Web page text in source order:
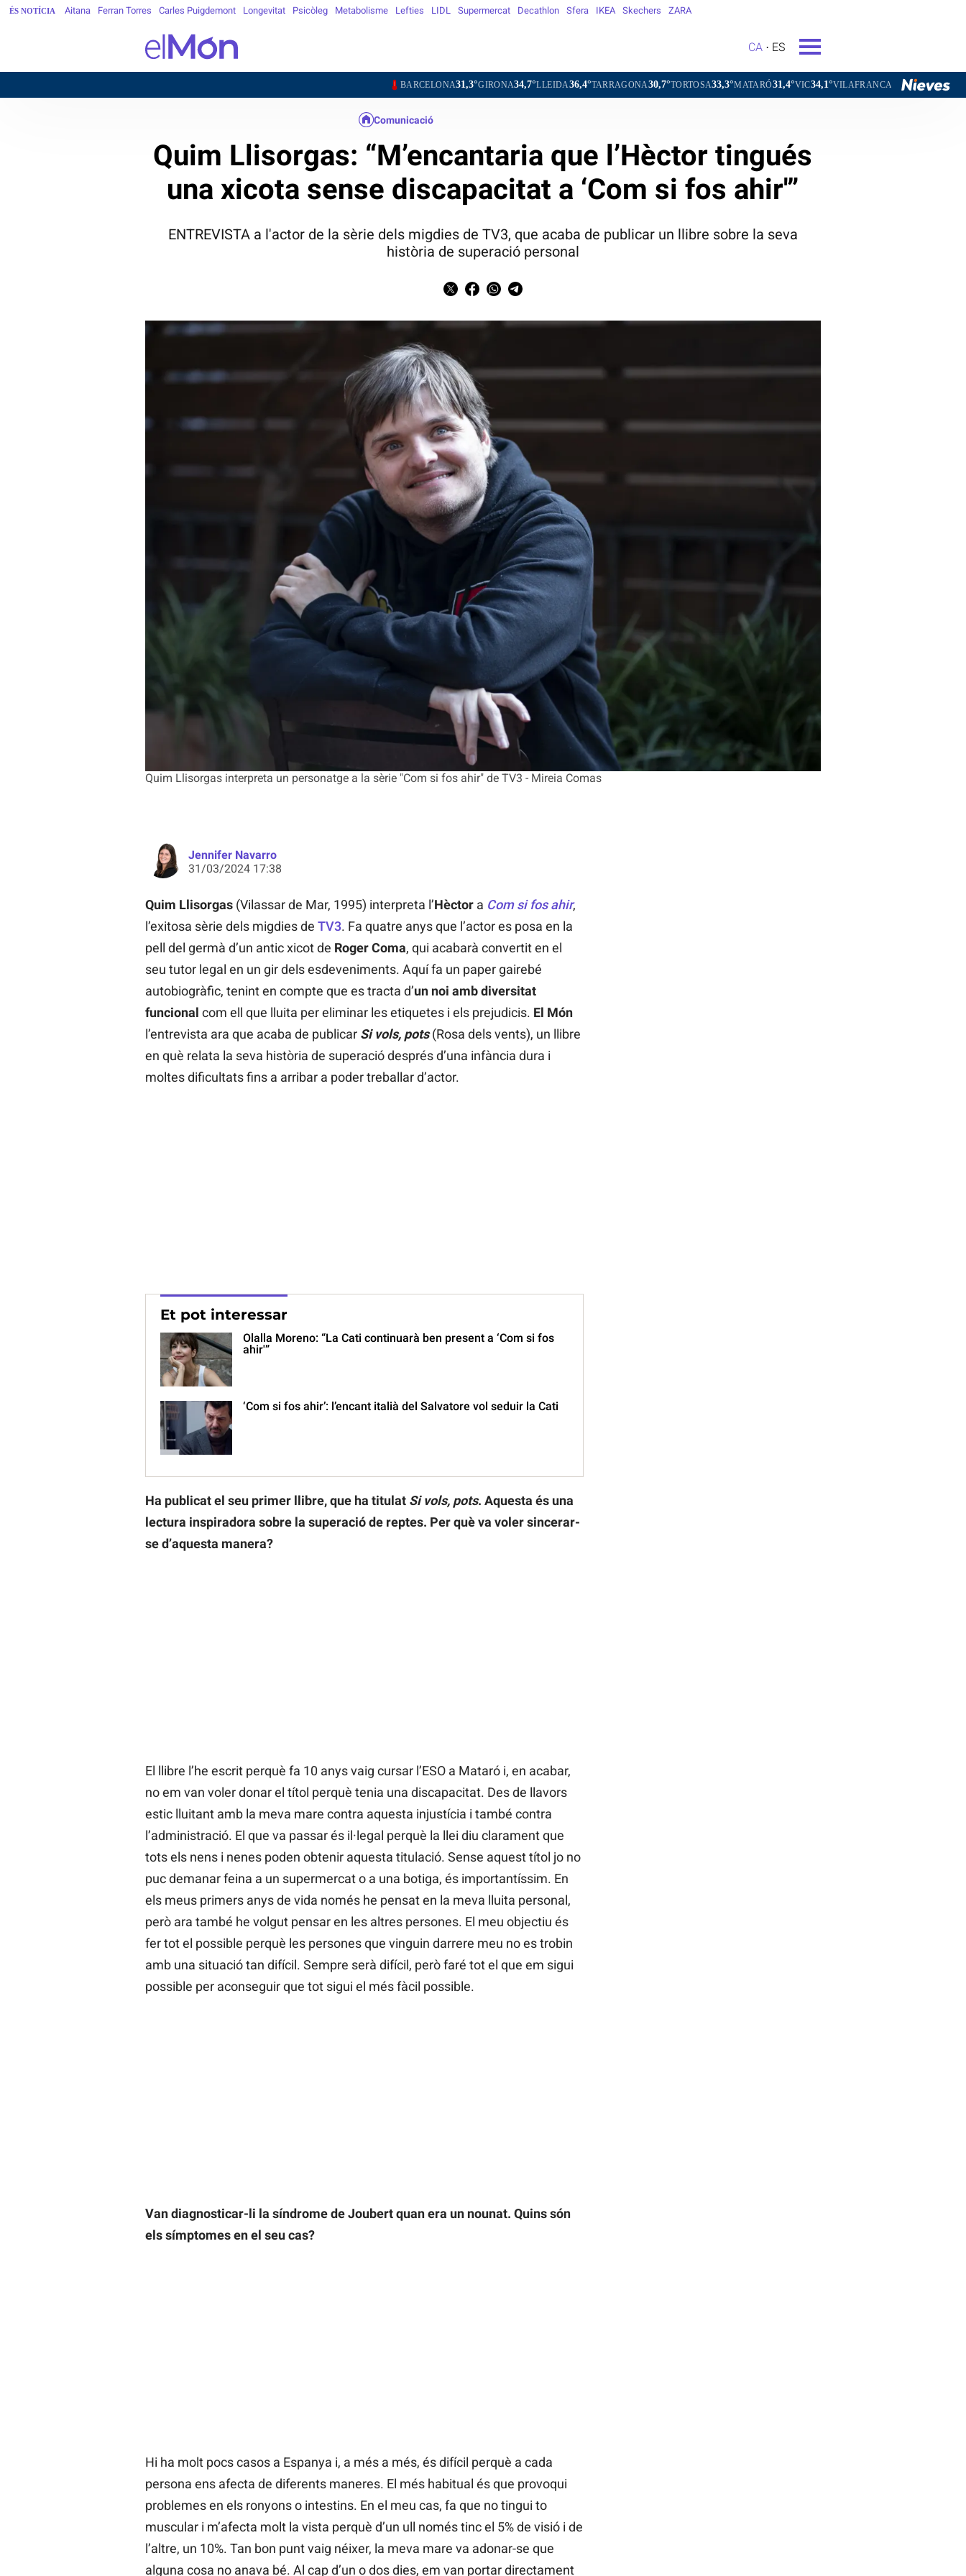
ÉS NOTÍCIA Aitana Ferran Torres Carles Puigdemont Longevitat Psicòleg Metabolisme Lefties LIDL Supermercat Decathlon Sfera IKEA Skechers ZARA
CA ES
31,3°GIRONA34,7°LLEIDA36,4°TARRAGONA30,7°TORTOSA33,3°MATARÓ31,4°VIC34,1°VILAFRANCA DEL PENEDÈS31,0°VILANOVA I
Quim Llisorgas interpreta un personatge a la sèrie "Com si fos ahir" de TV3 - Mireia Comas
Comunicació
Quim Llisorgas: “M’encantaria que l’Hèctor tingués
una xicota sense discapacitat a ‘Com si fos ahir'”
ENTREVISTA a l'actor de la sèrie dels migdies de TV3, que acaba de publicar un llibre sobre la seva
història de superació personal
Jennifer Navarro
31/03/2024 17:38
Quim Llisorgas(Vilassar de Mar, 1995) interpreta l’Hèctora Com si fos ahir,
l’exitosa sèrie dels migdies de TV3. Fa quatre anys que l’actor es posa en la
pell del germà d’un antic xicot de Roger Coma, qui acabarà convertit en el
seu tutor legal en un gir dels esdeveniments. Aquí fa un paper gairebé
autobiogràfic, tenint en compte que es tracta d’un noi amb diversitat
funcional com ell que lluita per eliminar les etiquetes i els prejudicis. El Món
l’entrevista ara que acaba de publicar Si vols, pots (Rosa dels vents), un llibre
en què relata la seva història de superació després d’una infància dura i
moltes dificultats fins a arribar a poder treballar d’actor.
Et pot interessar
Olalla Moreno: “La Cati continuarà ben present a ‘Com si fos
ahir'”
‘Com si fos ahir’: l’encant italià del Salvatore vol seduir la Cati
Ha publicat el seu primer llibre, que ha titulat Si vols, pots. Aquesta és una
lectura inspiradora sobre la superació de reptes. Per què va voler sincerar-
se d’aquesta manera?
El llibre l’he escrit perquè fa 10 anys vaig cursar l’ESO a Mataró i, en acabar,
no em van voler donar el títol perquè tenia una discapacitat. Des de llavors
estic lluitant amb la meva mare contra aquesta injustícia i també contra
l’administració. El que va passar és il·legal perquè la llei diu clarament que
tots els nens i nenes poden obtenir aquesta titulació. Sense aquest títol jo no
puc demanar feina a un supermercat o a una botiga, és importantíssim. En
els meus primers anys de vida només he pensat en la meva lluita personal,
però ara també he volgut pensar en les altres persones. El meu objectiu és
fer tot el possible perquè les persones que vinguin darrere meu no es trobin
amb una situació tan difícil. Sempre serà difícil, però faré tot el que em sigui
possible per aconseguir que tot sigui el més fàcil possible.
Van diagnosticar-li la síndrome de Joubert quan era un nounat. Quins són
els símptomes en el seu cas?
Hi ha molt pocs casos a Espanya i, a més a més, és difícil perquè a cada
persona ens afecta de diferents maneres. El més habitual és que provoqui
problemes en els ronyons o intestins. En el meu cas, fa que no tingui to
muscular i m’afecta molt la vista perquè d’un ull només tinc el 5% de visió i de
l’altre, un 10%. Tan bon punt vaig néixer, la meva mare va adonar-se que
alguna cosa no anava bé. Al cap d’un o dos dies, em van portar directament